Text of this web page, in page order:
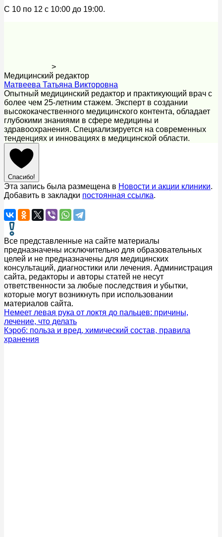
С 10 по 12 с 10:00 до 19:00.
>
Медицинский редактор
Матвеева Татьяна Викторовна
Опытный медицинский редактор и практикующий врач с
более чем 25-летним стажем. Эксперт в создании
высококачественного медицинского контента, обладает
глубокими знаниями в сфере медицины и
здравоохранения. Специализируется на современных
тенденциях и инновациях в медицинской области.
Спасибо!
Эта запись была размещена в Новости и акции клиники.
Добавить в закладки постоянная ссылка.
Все представленные на сайте материалы
предназначены исключительно для образовательных
целей и не предназначены для медицинских
консультаций, диагностики или лечения. Администрация
сайта, редакторы и авторы статей не несут
ответственности за любые последствия и убытки,
которые могут возникнуть при использовании
материалов сайта.
Немеет левая рука от локтя до пальцев: причины,
лечение, что делать
Кэроб: польза и вред, химический состав, правила
хранения